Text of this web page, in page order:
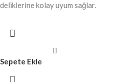
deliklerine kolay uyum sağlar.
Sepete Ekle